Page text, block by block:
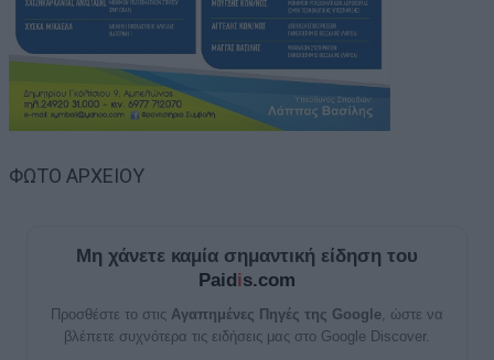
ΦΩΤΟ ΑΡΧΕΙΟΥ
Μη χάνετε καμία σημαντική είδηση του
Paidis.com
Προσθέστε το στις Αγαπημένες Πηγές της Google , ώστε να
βλέπετε συχνότερα τις ειδήσεις μας στο Google Discover.